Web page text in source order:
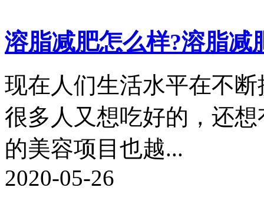
溶脂减肥怎么样?溶脂减
现在人们生活水平在不
很多人又想吃好的，还
的美容项目也越...
2020-05-26